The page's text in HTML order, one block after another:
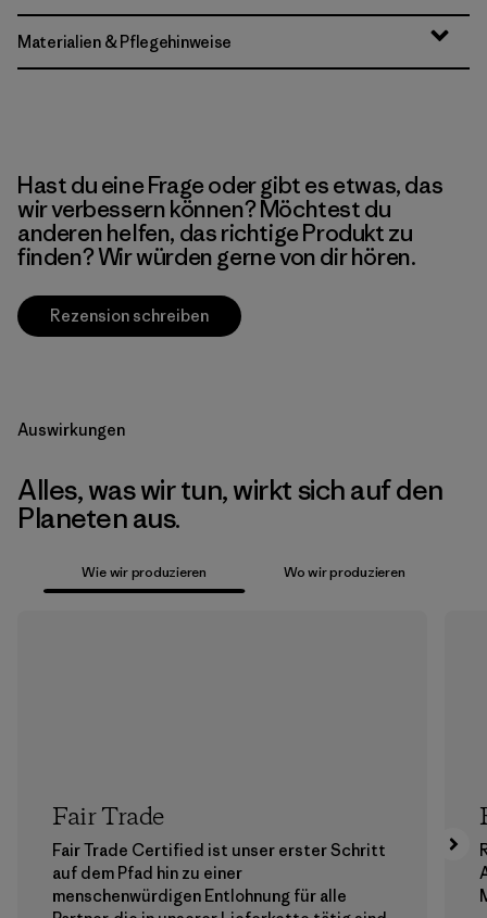
Materialien & Pflegehinweise
Hast du eine Frage oder gibt es etwas, das
wir verbessern können? Möchtest du
anderen helfen, das richtige Produkt zu
finden? Wir würden gerne von dir hören.
Rezension schreiben
Auswirkungen
Alles, was wir tun, wirkt sich auf den
Planeten aus.
Wie wir produzieren Wo wir produzieren
Fair Trade
Fair Trade Certified ist unser erster Schritt
auf dem Pfad hin zu einer
menschenwürdigen Entlohnung für alle